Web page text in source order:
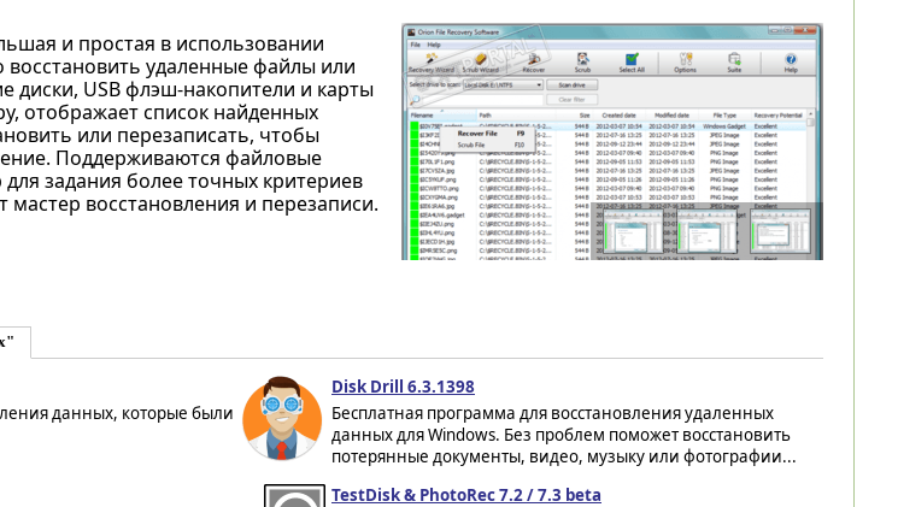
и простая в использовании
удаленные файлы или
диски, USB флэш-накопители и карты
отображает список найденных
или перезаписать, чтобы
Поддерживаются файловые
задания более точных критериев
мастер восстановления и перезаписи.
данных, которые были
Disk Drill 6.3.1398
Бесплатная программа для восстановления удаленных
данных для Windows. Без проблем поможет восстановить
потерянные документы, видео, музыку или фотографии...
TestDisk & PhotoRec 7.2 / 7.3 beta